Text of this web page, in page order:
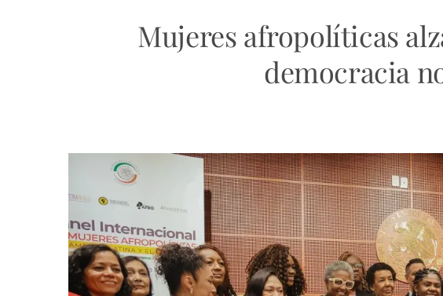
Mujeres afropolíticas
democracia